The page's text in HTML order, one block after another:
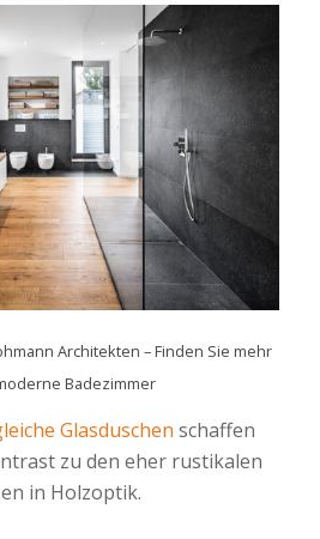
Architekten –Finden Sie mehr
Badezimmer
Glasduschen schaffen
zu den eher rustikalen
in Holzoptik.